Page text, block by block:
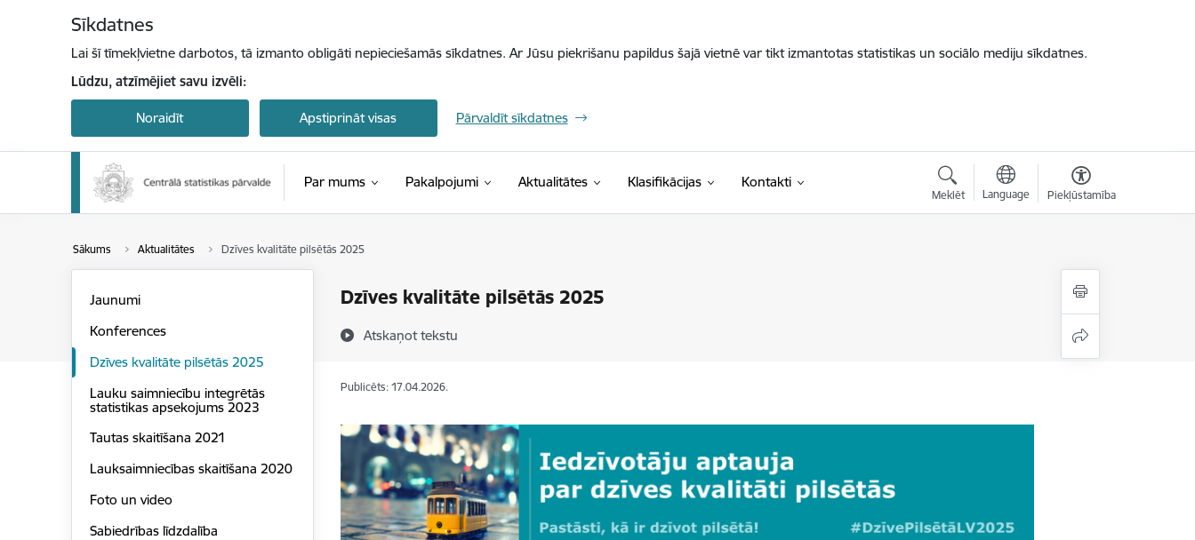
Sīkdatnes
Lai šī tīmekļvietne darbotos, tā izmanto obligāti nepieciešamās sīkdatnes. Ar Jūsu piekrišanu papildus šajā vietnē var tikt izmantotas statistikas un sociālo mediju sīkdatnes.
Lūdzu, atzīmējiet savu izvēli:
Noraidīt Apstiprināt visas Pārvaldīt sīkdatnes
Par mums Pakalpojumi Aktualitātes Klasifikācijas(Ārējā saite)
Kontakti
Meklēt Language Piekļūstamība
Sākums Aktualitātes Dzīves kvalitāte pilsētās 2025
Dzīves kvalitāte pilsētās 2025
Atskaņot tekstu
Jaunumi
Konferences
Dzīves kvalitāte pilsētās 2025
Lauku saimniecību integrētās
statistikas apsekojums 2023
Tautas skaitīšana 2021
Lauksaimniecības skaitīšana 2020
Foto un video
Sabiedrības līdzdalība
Publicēts: 17.04.2026.